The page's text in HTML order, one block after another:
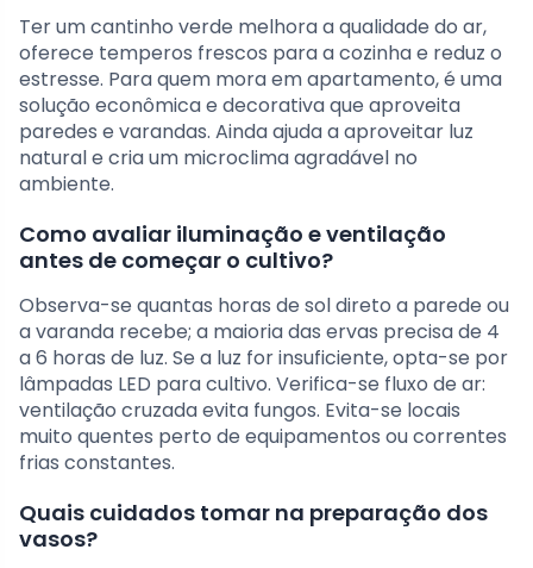
Ter um cantinho verde melhora a qualidade do ar,
oferece temperos frescos para a cozinha e reduz o
estresse. Para quem mora em apartamento, é uma
solução econômica e decorativa que aproveita
paredes e varandas. Ainda ajuda a aproveitar luz
natural e cria um microclima agradável no
ambiente.
Como avaliar iluminação e ventilação
antes de começar o cultivo?
Observa-se quantas horas de sol direto a parede ou
a varanda recebe; a maioria das ervas precisa de 4
a 6 horas de luz. Se a luz for insuficiente, opta-se por
lâmpadas LED para cultivo. Verifica-se fluxo de ar:
ventilação cruzada evita fungos. Evita-se locais
muito quentes perto de equipamentos ou correntes
frias constantes.
Quais cuidados tomar na preparação dos
vasos?